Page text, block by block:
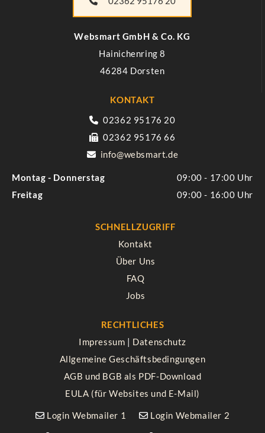
Websmart​ GmbH & Co. KG
Hainichenring 8
46284 Dorsten
KONTAKT
 02362 95176 20
 02362 95176 66
 info@websmart.de
Montag - Donnerstag
09:00 - 17:00
Freitag
09:00 - 16:00
SCHNELLZUGRIFF
Kontakt
Über Uns
FAQ
Jobs
RECHTLICHES
Impressum | Datenschutz
Allgemeine Geschäftsbedingungen
AGB und BGB als PDF-Download
EULA (für Websites und E-Mail)
 Login Webmailer 1  Login Webmailer 2